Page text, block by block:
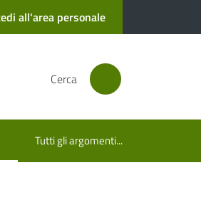
all'area personale
Cerca
Tutti gli argomenti...